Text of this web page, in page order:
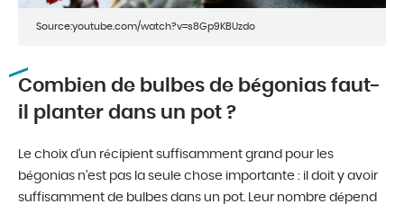
Source:youtube.com/watch?v=s8Gp9KBUzdo
Combien de bulbes de bégonias faut-
il planter dans un pot ?
Le choix d’un récipient suffisamment grand pour les
bégonias n’est pas la seule chose importante : il doit y avoir
suffisamment de bulbes dans un pot. Leur nombre dépend